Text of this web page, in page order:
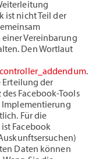
ist nicht Teil der
Vereinbarung
Den Wortlaut
.
Erteilung der
Facebook-Tools
Implementierung
Für die
Facebook
Daten können